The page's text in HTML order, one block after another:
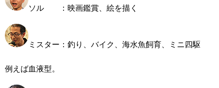
ソル ：映画鑑賞、絵を描く
ミスター：釣り、バイク、海水魚飼育、ミニ四駆
例えば血液型。